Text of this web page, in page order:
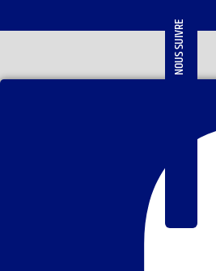
NOUS SUIVRE